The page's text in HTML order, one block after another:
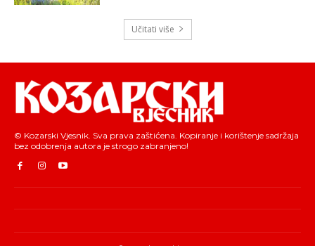
Učitati više
© Kozarski Vjesnik. Sva prava zaštićena. Kopiranje i korištenje sadržaja
bez odobrenja autora je strogo zabranjeno!